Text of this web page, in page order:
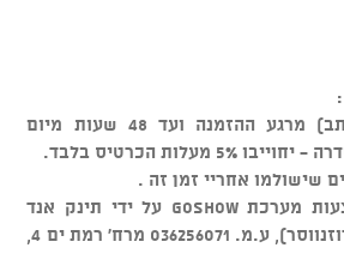
הזמנה שתבוטל (בכתב) מרגע ההזמנה ועד 48 שעות מיום
מעלות הכרטיס בלבד.
שישולמו אחריי זמן זה .
מוצר זה נמכר באמצעות מערכת GOSHOW על ידי תינק אנד
דרינק דיפרנט (תובל רוזנווסר), ע.מ. 036256071 מרח' רמת ים 4,